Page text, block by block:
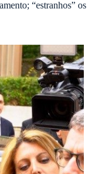
“estranhos” os